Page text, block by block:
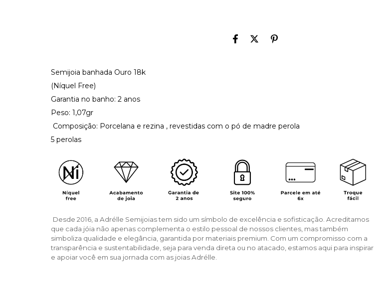
Semijoia banhada Ouro 18k
(Níquel Free)
Garantia no banho: 2 anos
Peso: 1,07gr
Composição: Porcelana e rezina , revestidas com o pó de madre perola
5 perolas
Desde 2016, a Adrélle Semijoias tem sido um símbolo de excelência e sofisticação. Acreditamos
que cada jóia não apenas complementa o estilo pessoal de nossos clientes, mas também
simboliza qualidade e elegância, garantida por materiais premium. Com um compromisso com a
transparência e sustentabilidade, seja para venda direta ou no atacado, estamos aqui para inspirar
e apoiar você em sua jornada com as joias Adrélle.